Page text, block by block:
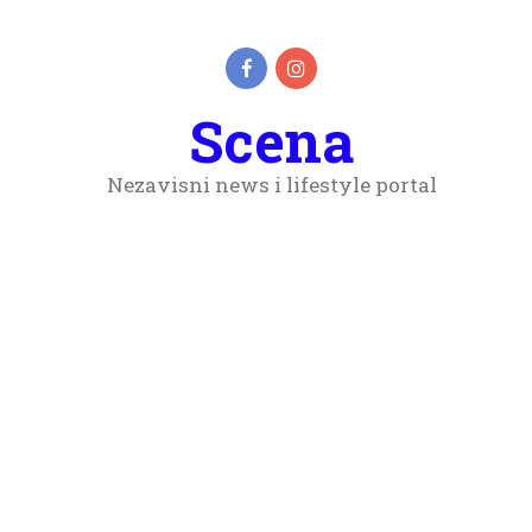
Scena
Nezavisni news i lifestyle portal